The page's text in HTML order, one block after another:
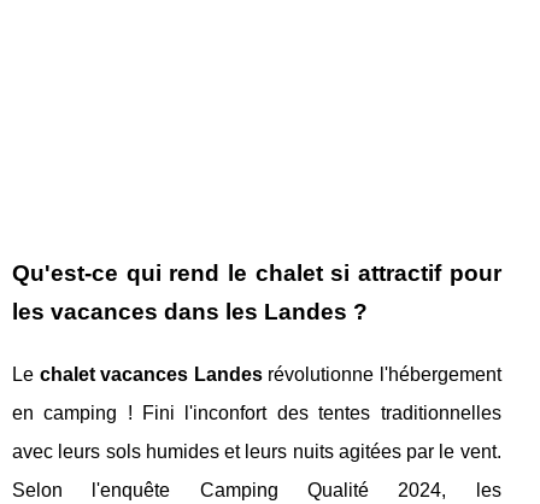
Qu'est-ce qui rend le chalet si attractif pour
les vacances dans les Landes ?
Le chalet vacances Landesrévolutionne l'hébergement
en camping ! Fini l'inconfort des tentes traditionnelles
avec leurs sols humides et leurs nuits agitées par le vent.
Selon l'enquête Camping Qualité 2024, les